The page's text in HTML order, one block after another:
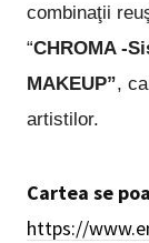
combinaţii
“CHROMA -
MAKEUP”,
artistilor.
Cartea se
https://